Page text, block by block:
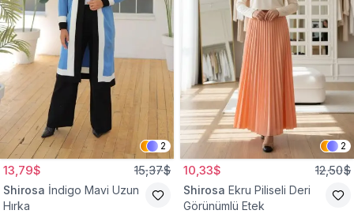
2
13,79$ 15,37$
Shirosa İndigo Mavi Uzun
Hırka
2
10,33$ 12,50$
Shirosa Ekru Piliseli Deri
Görünümlü Etek